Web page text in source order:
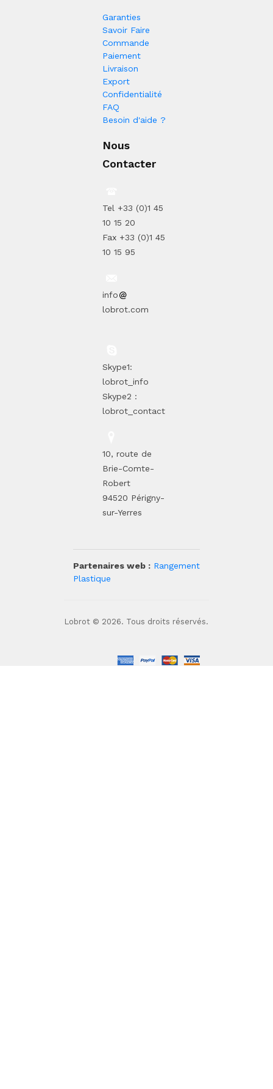
Garanties
Savoir Faire
Commande
Paiement
Livraison
Export
Confidentialité
FAQ
Besoin d'aide ?
Nous
Contacter
Tel +33 (0)1 45
10 15 20
Fax +33 (0)1 45
10 15 95
info
lobrot.com
Skype1:
lobrot_info
Skype2 :
lobrot_contact
10, route de
Brie-Comte-
Robert
94520 Périgny-
sur-Yerres
Partenaires web : Rangement
Plastique
Lobrot © 2026. Tous droits réservés.